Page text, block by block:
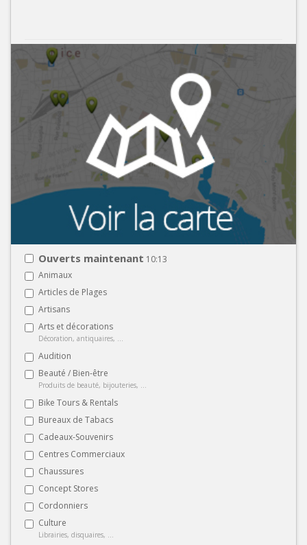
Ouverts maintenant 10:13
Animaux
Articles de Plages
Artisans
Arts et décorations
Décoration, antiquaires, ...
Audition
Beauté / Bien-être
Produits de beauté, bijouteries, ...
Bike Tours & Rentals
Bureaux de Tabacs
Cadeaux-Souvenirs
Centres Commerciaux
Chaussures
Concept Stores
Cordonniers
Culture
Librairies, disquaires, ...